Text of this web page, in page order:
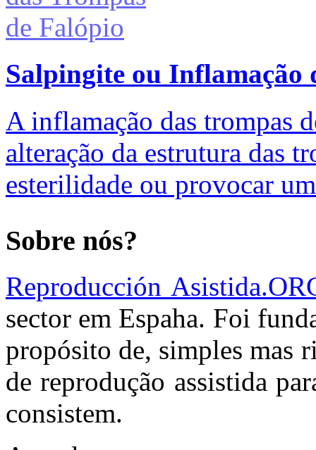
Salpingite ou Inflamação
A inflamação das trompas
alteração da estrutura das
esterilidade ou provocar
Sobre nós?
Reproducción
sector em Espaha. Foi
propósito de, simples mas
de reprodução assistida
consistem.